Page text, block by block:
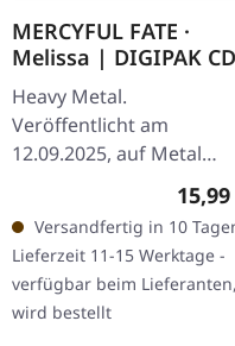
MERCYFUL FATE ·
Melissa | DIGIPAK CD
Heavy Metal.
Veröffentlicht am
12.09.2025, auf Metal
Blade Records. CD im
DigiPak. "Melissa" ist ein
monumentales Kapitel in
den Annalen der…
Versandfertig in 10
Lieferzeit 11-15 Werktage -
verfügbar beim Lieferanten,
wird bestellt